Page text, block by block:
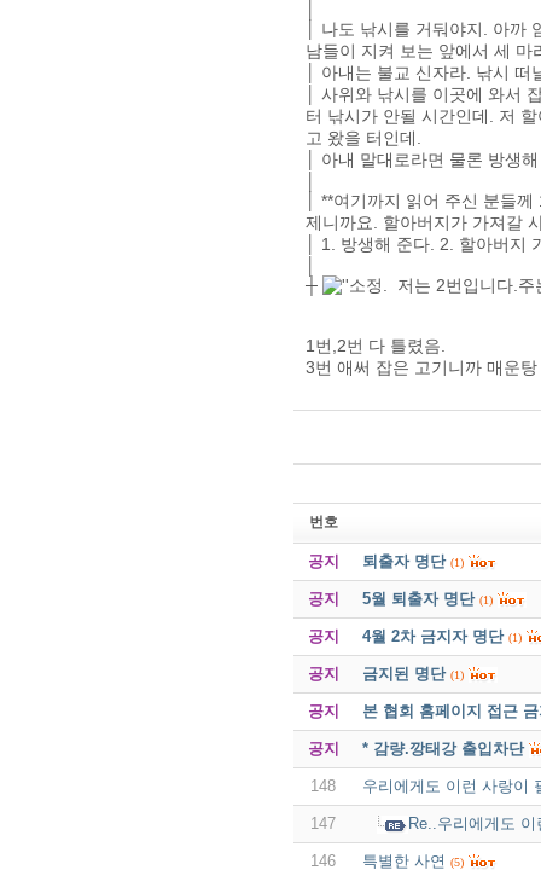
│ 나도 낚시를 거둬야지. 아까
남들이 지켜 보는 앞에서 세 마
│ 아내는 불교 신자라. 낚시
│ 사위와 낚시를 이곳에 와서
터 낚시가 안될 시간인데. 저
고 왔을 터인데.
│ 아내 말대로라면 물론 방생
│ **여기까지 읽어 주신 분들
제니까요. 할아버지가 가져갈
│ 1. 방생해 준다. 2. 할아버지
┼
소정. 저는 2번입니다.
1번,2번 다 틀렸음.
3번 애써 잡은 고기니까 매운
번호
공지 퇴출자 명단 (1)
공지 5월 퇴출자 명단 (1)
공지 4월 2차 금지자 명단 (1)
공지 금지된 명단 (1)
공지 본 협회 홈페이지 접근
공지 * 감량.깡태강 출입차단
148 우리에게도 이런 사랑이
147 Re..우리에게도 이
146 특별한 사연 (5)